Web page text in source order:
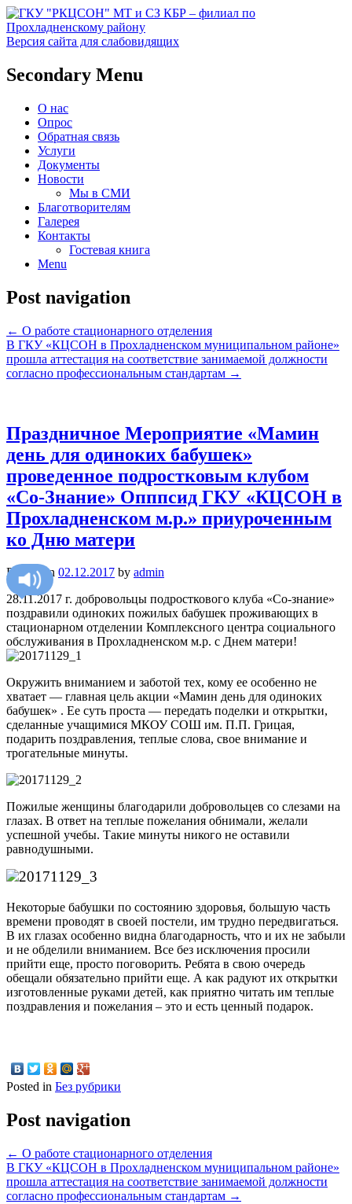
ГКУ "РКЦСОН" МТ и СЗ
КБР – филиал по
Прохладненскому району
Прохладненском районе
Версия сайта для слабовидящих
Secondary Menu
О нас
Опрос
Обратная связь
Услуги
Документы
Новости
Мы в СМИ
Благотворителям
Галерея
Контакты
Гостевая книга
Menu
Post navigation
← О работе стационарного отделения
В ГКУ «КЦСОН в Прохладненском муниципальном районе»
прошла аттестация на соответствие занимаемой должности
согласно профессиональным стандартам →
Праздничное Мероприятие «Мамин
день для одиноких бабушек»
проведенное подростковым клубом
«Со-Знание» Опппсид ГКУ «КЦСОН в
Прохладненском м.р.» приуроченным
ко Дню матери
Posted on 02.12.2017 by admin
28.11.2017 г. добровольцы подросткового клуба «Со-знание»
поздравили одиноких пожилых бабушек проживающих в
стационарном отделении Комплексного центра социального
обслуживания в Прохладненском м.р. с Днем матери!
Окружить вниманием и заботой тех, кому ее особенно не
хватает — главная цель акции «Мамин день для одиноких
бабушек» . Ее суть проста — передать поделки и открытки,
сделанные учащимися МКОУ СОШ им. П.П. Грицая,
подарить поздравления, теплые слова, свое внимание и
трогательные минуты.
Пожилые женщины благодарили добровольцев со слезами на
глазах. В ответ на теплые пожелания обнимали, желали
успешной учебы. Такие минуты никого не оставили
равнодушными.
Некоторые бабушки по состоянию здоровья, большую часть
времени проводят в своей постели, им трудно передвигаться.
В их глазах особенно видна благодарность, что и их не забыли
и не обделили вниманием. Все без исключения просили
прийти еще, просто поговорить. Ребята в свою очередь
обещали обязательно прийти еще. А как радуют их открытки
изготовленные руками детей, как приятно читать им теплые
поздравления и пожелания – это и есть ценный подарок.
Posted in Без рубрики
Post navigation
← О работе стационарного отделения
В ГКУ «КЦСОН в Прохладненском муниципальном районе»
прошла аттестация на соответствие занимаемой должности
согласно профессиональным стандартам →